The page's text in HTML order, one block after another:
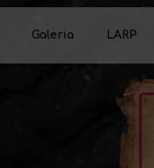
Galeria
Galeria - Konwent
LARP
Setting
Frakcje